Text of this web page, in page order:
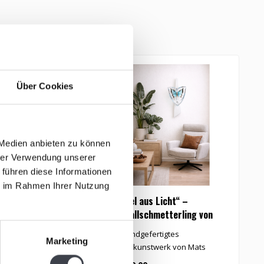
Über Cookies
anbieten zu können
Verwendung unserer
diese Informationen
Rahmen Ihrer Nutzung
Marketing
„Flügel aus Licht“ –
Kristallschmetterling von
Mats Jonasson
Ein handgefertigtes
Kristallkunstwerk von Mats